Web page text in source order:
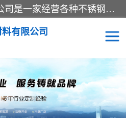
山东华钰金属材料有限公司是一家经营各种不锈钢管材、板材、圆钢、法兰、封头、型材等产品的公司；主营产品有：不锈钢管，激光切割，管件标准件，不锈钢圆钢，不锈钢人孔，不锈钢亮管，不锈钢角钢，不锈钢加工，不锈钢管子，不锈钢工业方管，不锈钢封头，不锈钢法兰，不锈钢阀门，不锈钢槽钢，不锈钢扁钢，不锈钢板等；可为客户制作各种规格的型材及不锈钢配件、非标准件及各种容器具等，能满足客户的不同采购要求。
有限公司
激光切割
不锈钢圆钢